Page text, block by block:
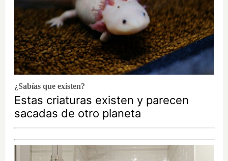
¿Sabías que existen?
Estas criaturas existen y parecen
sacadas de otro planeta